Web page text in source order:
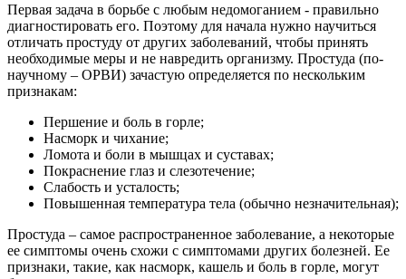
Первая задача в борьбе с любым недомоганием - правильно
диагностировать его. Поэтому для начала нужно научиться
отличать простуду от других заболеваний, чтобы принять
необходимые меры и не навредить организму. Простуда (по-
научному – ОРВИ) зачастую определяется по нескольким
признакам:
Першение и боль в горле;
Насморк и чихание;
Ломота и боли в мышцах и суставах;
Покраснение глаз и слезотечение;
Слабость и усталость;
Повышенная температура тела (обычно незначительная);
Простуда – самое распространенное заболевание, а некоторые
ее симптомы очень схожи с симптомами других болезней. Ее
признаки, такие, как насморк, кашель и боль в горле, могут